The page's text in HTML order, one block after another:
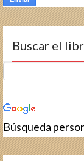
Buscar el
Búsqueda